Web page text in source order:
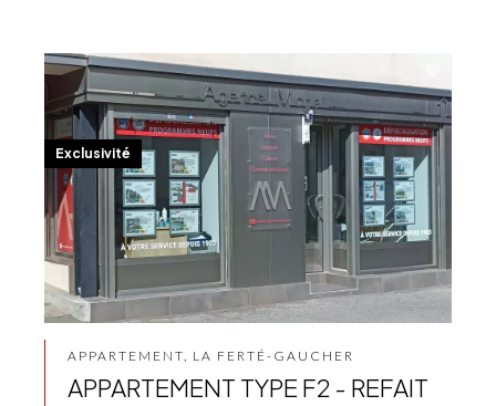
APPARTEMENT, LA FERTÉ-GAUCHER
APPARTEMENT TYPE F2 - REFAIT
Exclusivité